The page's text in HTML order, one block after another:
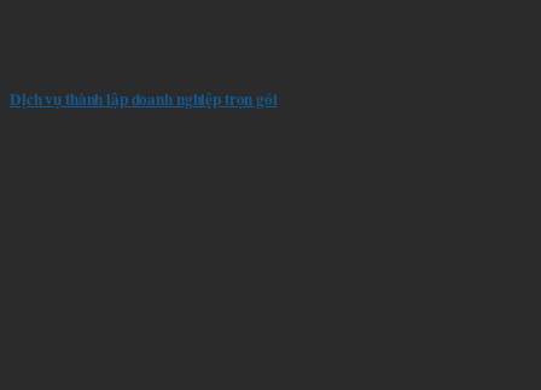
Dịch vụ thành lập doanh nghiệp trọn gói